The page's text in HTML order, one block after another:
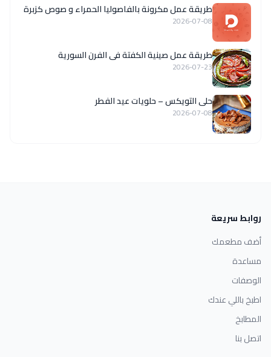
طريقة عمل مكرونة بالفاصوليا الحمراء و صوص كزبرة
2026-07-08
طريقة عمل صينية الكفتة فى الفرن السورية
2026-07-23
حلى التويكس – حلويات عيد الفطر
2026-07-08
روابط سريعة
أضف مطعمك
مساعدة
الوصفات
اطبخ باللي عندك
المطابخ
اتصل بنا